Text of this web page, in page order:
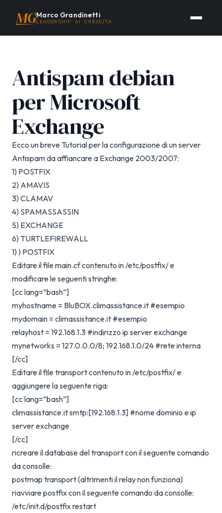
MGMarco Grandinetti
LEADERSHIP · AI · CRESCITA
Antispam debian
per Microsoft
Exchange
Ecco un breve Tutorial per la configurazione di un server
Antispam da affiancare a Exchange 2003/2007:
1) POSTFIX
2) AMAVIS
3) CLAMAV
4) SPAMASSASSIN
5) EXCHANGE
6) TURTLEFIREWALL
1) ) POSTFIX
Editare il file main.cf contenuto in /etc/postfix/ e
modificare le seguenti stringhe:
[cc lang=”bash”]
myhostname = BluBOX.climassistance.it #esempio
mydomain = climassistance.it #esempio
relayhost = 192.168.1.3 #indirizzo ip server exchange
mynetworks = 127.0.0.0/8; 192.168.1.0/24 #rete interna
[/cc]
Editare il file transport contenuto in /etc/postfix/ e
aggiungere la seguente riga:
[cc lang=”bash”]
climassistance.it smtp:[192.168.1.3] #nome dominio e ip
server exchange
[/cc]
ricreare il database del transport con il seguente comando
da consolle:
postmap transport (altrimenti il relay non funziona)
riavviare postfix con il seguente comando da consolle:
/etc/init.d/postfix restart